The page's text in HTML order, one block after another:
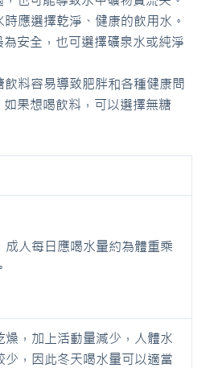
應選擇乾淨、健康的飲用水。
安全，也可選擇礦泉水或純淨
料容易導致肥胖和各種健康問
果想喝飲料，可以選擇無糖
成人每日應喝水量約為體重乘
燥，加上活動量減少，人體水
少，因此冬天喝水量可以適當